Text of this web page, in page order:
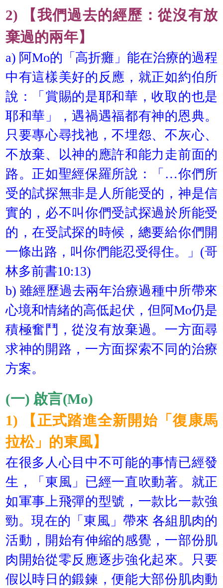
2) 【我們過去的經歷：從沒有放
棄過的兩年】
a) 阿Mo的「高折癱」能在治療的過程
中有這樣美好的反應，就正如約伯所
說：「賞賜的是耶和華，收取的也是
耶和華」，遇禍遇福都有神的恩典。
只要專心尋找祂，不埋怨、不灰心、
不放棄、以神的應許和能力走前面的
路。正如聖經保羅所說：「…你們所
受的試探無非是人所能受的，神是信
實的，必不叫你們受試探過於所能受
的，在受試探的時候，總要給你們開
一條出路，叫你們能忍受得住。」(哥
林多前書10:13)
b) 雖經歷過去兩年治療過種中所帶來
心境和情緒的高低起伏，但阿Mo仍是
積極奮鬥，從沒有放棄過。一方面尋
求神的開路，一方面探索不同的治療
方案。
(一) 啟言(Mo)
1) 【正式踏進全新開始「復康馬
拉松」的東風】
在很多人心目中不可能的事情已經發
生，「東風」已經一直吹動著。就正
如軍事上飛彈的型號，一款比一款強
勁。現在的「東風」帶來 各組肌肉的
活動，開始有伸縮的感覺，一部份肌
肉開始從零反應逐步強化起來。只要
假以時日的鍛鍊，便能大部份肌肉動